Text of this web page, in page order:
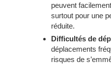
peuvent
surtout pour une
réduite.
Difficultés de
déplacements
risques de